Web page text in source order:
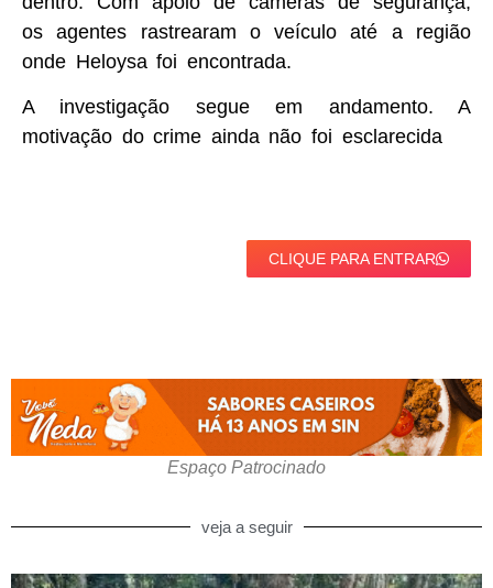
os agentes rastrearam o veículo até a região
onde Heloysa foi encontrada.
A investigação segue em andamento. A
motivação do crime ainda não foi esclarecida
CLIQUE PARA ENTRAR
Espaço Patrocinado
veja a seguir